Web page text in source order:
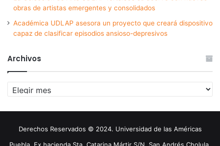
obras de artistas emergentes y consolidados
Académica UDLAP asesora un proyecto que creará dispositivo
capaz de clasificar episodios ansioso-depresivos
Archivos
Archivos
Derechos Reservados © 2024. Universidad de las Américas